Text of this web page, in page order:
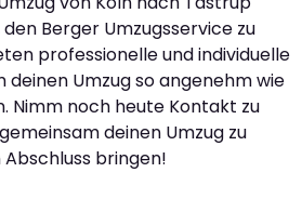
Berger Umzugsservice zu
professionelle und individuelle
deinen Umzug so angenehm wie
Nimm noch heute Kontakt zu
deinen Umzug zu
bringen!